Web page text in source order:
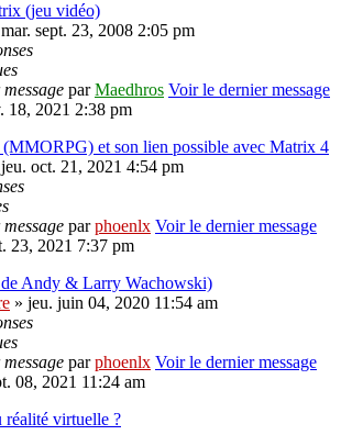
(jeu vidéo)
sept. 23, 2008 2:05 pm
parMaedhros Voir le dernier message
18, 2021 2:38 pm
et son lien possible avec Matrix 4
oct. 21, 2021 4:54 pm
parphoenlx Voir le dernier message
23, 2021 7:37 pm
Andy & Larry Wachowski)
» jeu. juin 04, 2020 11:54 am
parphoenlx Voir le dernier message
08, 2021 11:24 am
réalité virtuelle ?